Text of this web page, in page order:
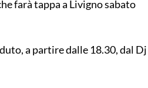
farà tappa a Livigno sabato
a partire dalle 18.30, dal Dj